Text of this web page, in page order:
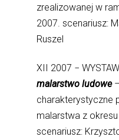
zrealizowanej w
2007. scenariusz:
Ruszel
XII 2007 −
malarstwo ludowe
charakterystyczne
malarstwa z
scenariusz: